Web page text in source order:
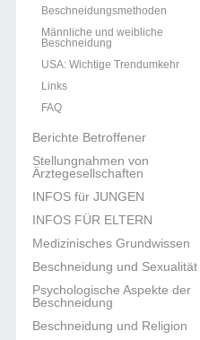
Beschneidungsmethoden
Männliche und weibliche
Beschneidung
USA: Wichtige Trendumkehr
Links
FAQ
Berichte Betroffener
Stellungnahmen von
Ärztegesellschaften
INFOS für JUNGEN
INFOS FÜR ELTERN
Medizinisches Grundwissen
Beschneidung und Sexualität
Psychologische Aspekte der
Beschneidung
Beschneidung und Religion